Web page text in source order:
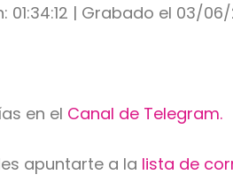
01:34:12 | Grabado el 03/
en el Canal de Telegram.
apuntarte a la lista de